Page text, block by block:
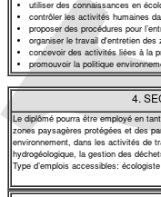
utiliser des connaissances en
contrôler les activités humaines
proposer des procédures pour
organiser le travail d'entretien
concevoir des activités liées à la
promouvoir la politique
4.
Le diplômé pourra être employé en
zones paysagères protégées et des
environnement, dans les activités de
hydrogéologique, la gestion des
Type d’emplois accessibles: